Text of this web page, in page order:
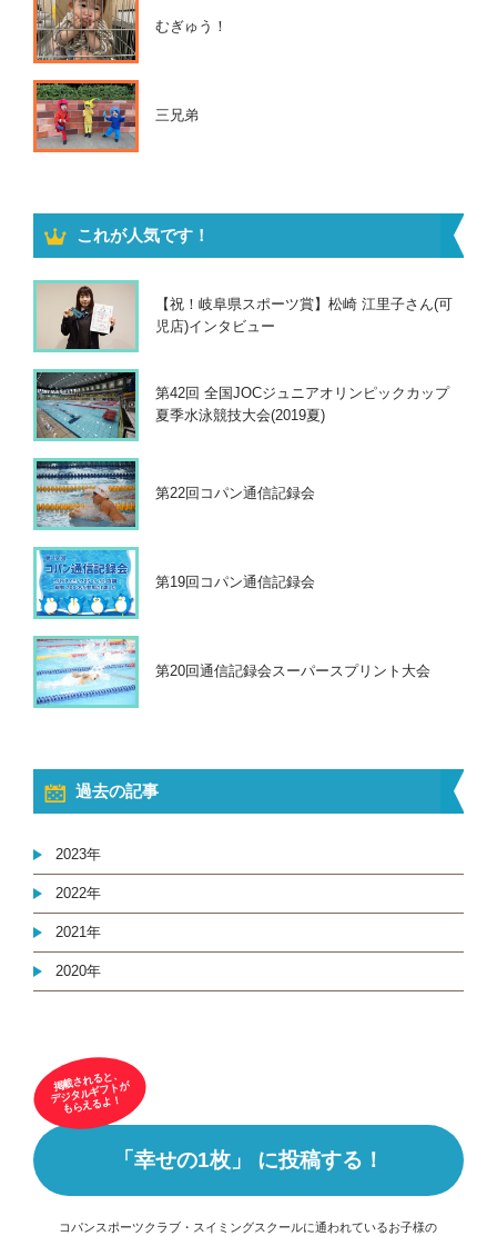
むぎゅう！
三兄弟
これが人気です！
【祝！岐阜県スポーツ賞】松崎 江里子さん(可
児店)インタビュー
第42回 全国JOCジュニアオリンピックカップ
夏季水泳競技大会(2019夏)
第22回コパン通信記録会
第19回コパン通信記録会
第20回通信記録会スーパースプリント大会
過去の記事
2023年
2022年
2021年
2020年
掲載されると、
デジタルギフトが
もらえるよ！
「幸せの1枚」 に投稿する！
コパンスポーツクラブ・スイミングスクールに通われているお子様の